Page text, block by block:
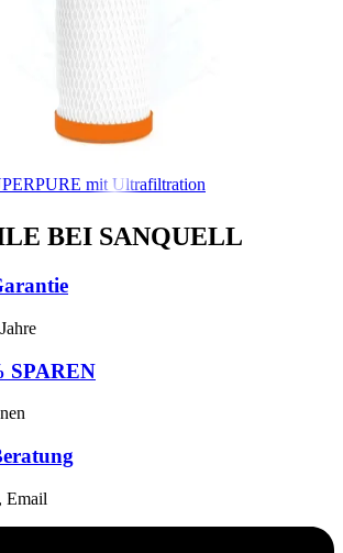
mit Ultrafiltration
BEI SANQUELL
SPAREN
Email